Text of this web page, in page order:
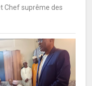
Chef suprême des